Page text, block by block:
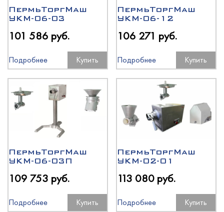
ПермьТоргМаш
УКМ-06-03
101 586 руб.
Подробнее Купить
ПермьТоргМаш
УКМ-06-12
106 271 руб.
Подробнее Купить
ПермьТоргМаш
УКМ-06-03П
109 753 руб.
Подробнее Купить
ПермьТоргМаш
УКМ-02-01
113 080 руб.
Подробнее Купить